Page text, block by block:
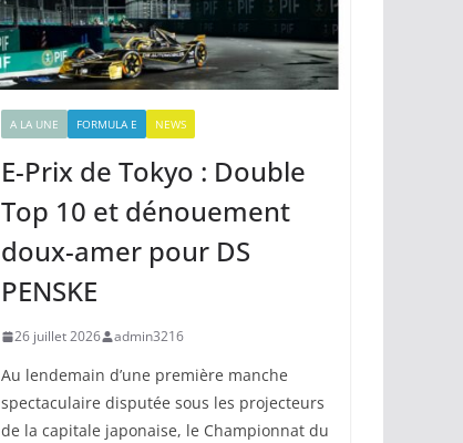
A LA UNE FORMULA E NEWS
E-Prix de Tokyo : Double
Top 10 et dénouement
doux-amer pour DS
PENSKE
26 juillet 2026 admin3216
Au lendemain d’une première manche
spectaculaire disputée sous les projecteurs
de la capitale japonaise, le Championnat du